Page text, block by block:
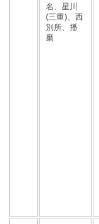
名、星川
(三重)、西
別所、播
磨